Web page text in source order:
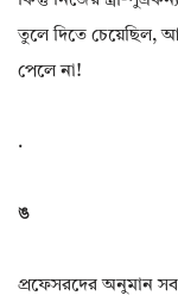
তুলে দিতে চেয়েছিল,
পেলে না!
.
ঙ
প্রফেসরদের অনুমান